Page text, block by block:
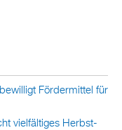
Fördermittel für
vielfältiges Herbst-